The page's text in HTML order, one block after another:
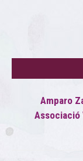
Amparo
Associació